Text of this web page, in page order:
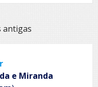
Canto
Resistência
de
antigas
e Miranda